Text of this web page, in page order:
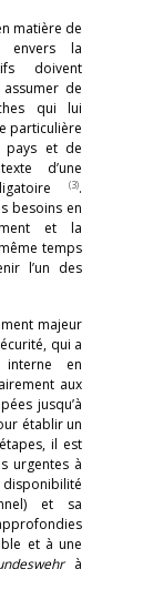
matière de
envers la
doivent
de
qui lui
particulière
pays et de
d’une
(3).
besoins en
et la
temps
l’un des
majeur
qui a
interne en
aux
jusqu’à
établir un
il est
urgentes à
et sa
et à une
à